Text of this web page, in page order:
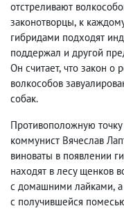
отстреливают
законотворцы, к
гибридами подходят
поддержал и другой
Он считает, что закон о
волкособов
собак.
Противоположную
коммунист Вячеслав
виноваты в появлении
находят в лесу щенков
с домашними лайками,
с получившейся